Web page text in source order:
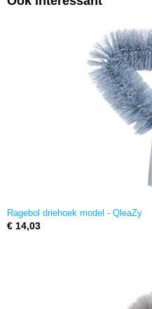
Ragebol driehoek model - QleaZy
€ 14,03